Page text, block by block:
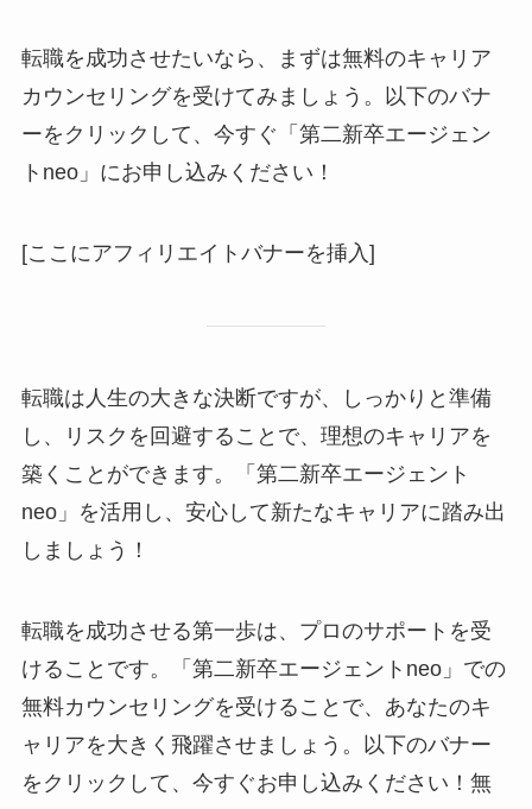
転職を成功させたいなら、まずは無料のキャリア
カウンセリングを受けてみましょう。以下のバナ
ーをクリックして、今すぐ「第二新卒エージェン
トneo」にお申し込みください！
[ここにアフィリエイトバナーを挿入]
転職は人生の大きな決断ですが、しっかりと準備
し、リスクを回避することで、理想のキャリアを
築くことができます。「第二新卒エージェント
neo」を活用し、安心して新たなキャリアに踏み出
しましょう！
転職を成功させる第一歩は、プロのサポートを受
けることです。「第二新卒エージェントneo」での
無料カウンセリングを受けることで、あなたのキ
ャリアを大きく飛躍させましょう。以下のバナー
をクリックして、今すぐお申し込みください！無